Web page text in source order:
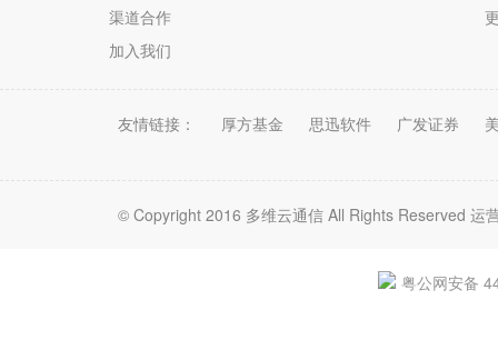
渠道合作
加入我们
友情链接： 厚方基金 思迅软件 广发证券
© Copyright 2016 多维云通信 All Rights Reserved 运
粤公网安备